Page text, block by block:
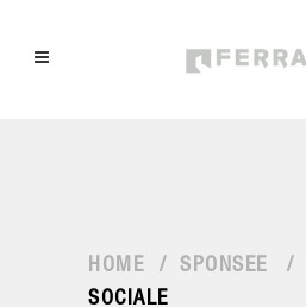
HOME / SPONSEE /
SOCIALE